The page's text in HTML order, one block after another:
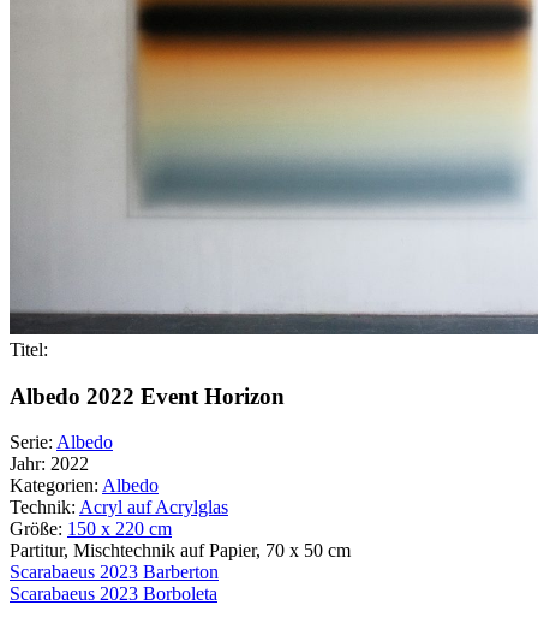
Titel:
Albedo 2022 Event Horizon
Serie: Albedo
Jahr: 2022
Kategorien: Albedo
Technik: Acryl auf Acrylglas
Größe: 150 x 220 cm
Partitur, Mischtechnik auf Papier, 70 x 50 cm
Beitragsnavigation
Scarabaeus 2023 Barberton
Scarabaeus 2023 Borboleta